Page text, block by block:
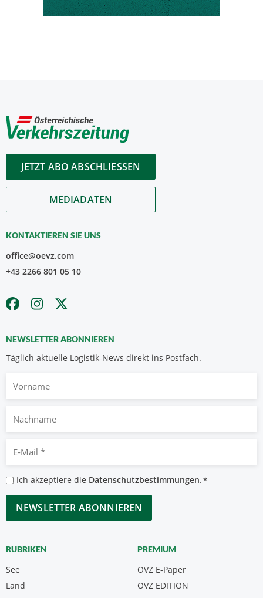
JETZT ABO ABSCHLIESSEN
MEDIADATEN
KONTAKTIEREN SIE UNS
office@oevz.com
+43 2266 801 05 10
NEWSLETTER ABONNIEREN
Täglich aktuelle Logistik-News direkt ins Postfach.
Nachname
Mail
*
Datenschutzbestimmungen
*
Ich akzeptiere die Datenschutzbestimmungen.*
CAPTCHA
RUBRIKEN
See
Land
PREMIUM
ÖVZ E-Paper
ÖVZ EDITION